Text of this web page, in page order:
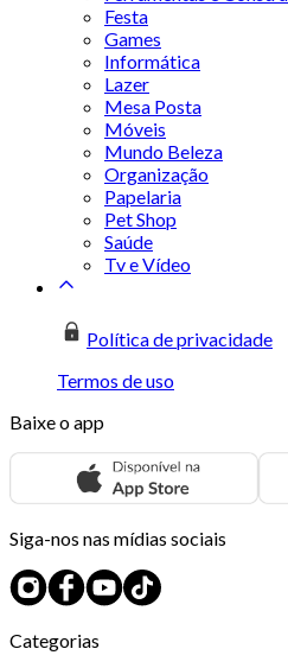
Festa
Games
Informática
Lazer
Mesa Posta
Móveis
Mundo Beleza
Organização
Papelaria
Pet Shop
Saúde
Tv e Vídeo
Política de privacidade
Termos de uso
Baixe o app
Siga-nos nas mídias sociais
Categorias